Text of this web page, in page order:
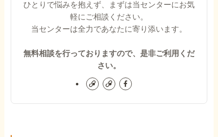
ひとりで悩みを抱えず、まずは当センターにお気
軽にご相談ください。
当センターは全力であなたに寄り添います。
無料相談を行っておりますので、是非ご利用くだ
さい。